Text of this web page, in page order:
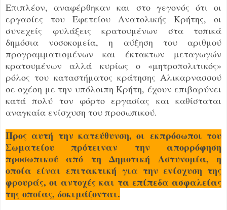
Επιπλέον, αναφέρθηκαν και στο γεγονός ότι οι
εργασίες του Εφετείου Ανατολικής Κρήτης, οι
συνεχείς φυλάξεις κρατουμένων στα τοπικά
δημόσια νοσοκομεία, η αύξηση του αριθμού
προγραμματισμένων και έκτακτων μεταγωγών
κρατουμένων αλλά κυρίως ο «μητροπολιτικός»
ρόλος του καταστήματος κράτησης Αλικαρνασσού
σε σχέση με την υπόλοιπη Κρήτη, έχουν επιβαρύνει
κατά πολύ τον φόρτο εργασίας και καθίσταται
αναγκαία ενίσχυση του προσωπικού.
Προς αυτή την κατεύθυνση, οι εκπρόσωποι του
Σωματείου πρότειναν την απορρόφηση
προσωπικού από τη Δημοτική Αστυνομία, η
οποία είναι επιτακτική για την ενίσχυση της
φρουράς, οι αντοχές και τα επίπεδα ασφαλείας
της οποίας, δοκιμάζονται.